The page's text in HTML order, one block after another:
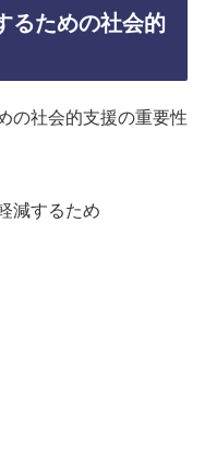
るための社会的